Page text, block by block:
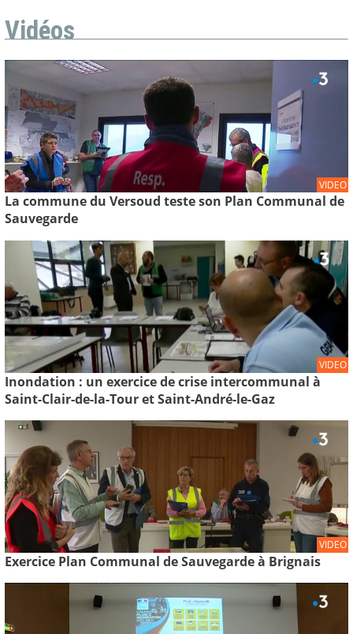
Vidéos
VIDEO
La commune du Versoud teste son Plan Communal de
Sauvegarde
VIDEO
Inondation : un exercice de crise intercommunal à
Saint-Clair-de-la-Tour et Saint-André-le-Gaz
VIDEO
Exercice Plan Communal de Sauvegarde à Brignais